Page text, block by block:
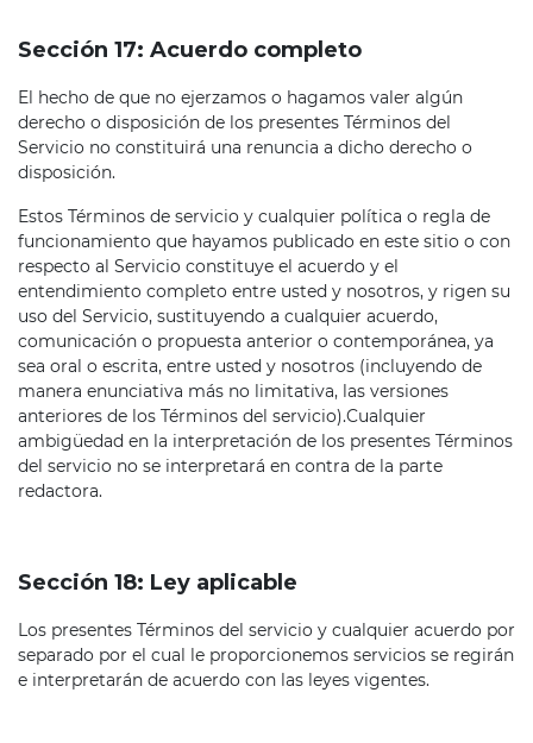
Sección 17: Acuerdo completo
El hecho de que no ejerzamos o hagamos valer algún
derecho o disposición de los presentes Términos del
Servicio no constituirá una renuncia a dicho derecho o
disposición.
Estos Términos de servicio y cualquier política o regla de
funcionamiento que hayamos publicado en este sitio o con
respecto al Servicio constituye el acuerdo y el
entendimiento completo entre usted y nosotros, y rigen su
uso del Servicio, sustituyendo a cualquier acuerdo,
comunicación o propuesta anterior o contemporánea, ya
sea oral o escrita, entre usted y nosotros (incluyendo de
manera enunciativa más no limitativa, las versiones
anteriores de los Términos del servicio).Cualquier
ambigüedad en la interpretación de los presentes Términos
del servicio no se interpretará en contra de la parte
redactora.
Sección 18: Ley aplicable
Los presentes Términos del servicio y cualquier acuerdo por
separado por el cual le proporcionemos servicios se regirán
e interpretarán de acuerdo con las leyes vigentes.